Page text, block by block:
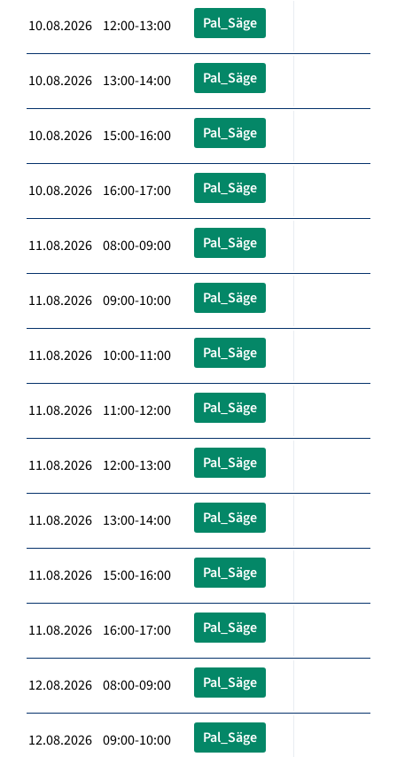
10.08.2026 12:00-13:00 Pal_Säge
10.08.2026 13:00-14:00 Pal_Säge
10.08.2026 15:00-16:00 Pal_Säge
10.08.2026 16:00-17:00 Pal_Säge
11.08.2026 08:00-09:00 Pal_Säge
11.08.2026 09:00-10:00 Pal_Säge
11.08.2026 10:00-11:00 Pal_Säge
11.08.2026 11:00-12:00 Pal_Säge
11.08.2026 12:00-13:00 Pal_Säge
11.08.2026 13:00-14:00 Pal_Säge
11.08.2026 15:00-16:00 Pal_Säge
11.08.2026 16:00-17:00 Pal_Säge
12.08.2026 08:00-09:00 Pal_Säge
12.08.2026 09:00-10:00 Pal_Säge